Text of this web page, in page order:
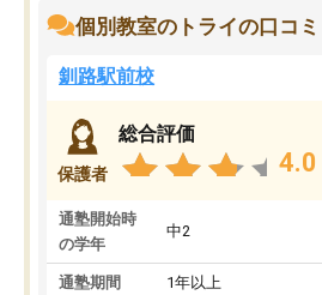
個別教室のトライの口コミ
釧路駅前校
保護者
総合評価
4.0
通塾開始時
の学年
中2
通塾期間 1年以上